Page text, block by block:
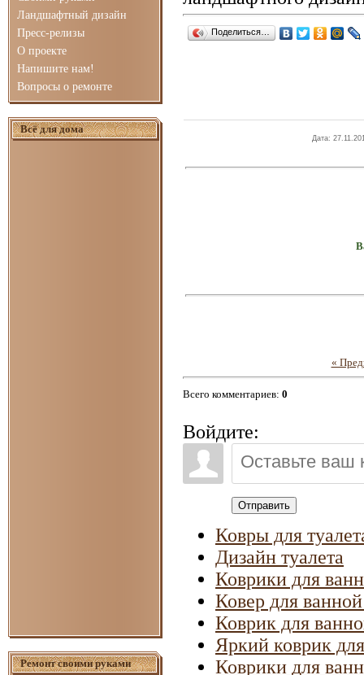
Ландшафтный дизайн
Пресс-релизы
О проекте
Напишите нам!
Вопросы о ремонте
Всё для дома
Ремонт своими руками
Поделиться…
Дата:
«
Всего комментариев: 0
Войдите:
Отправить
Ковры для
Дизайн туалета
Коврики для
Ковер для
Коврик для
Яркий коврик
Коврики для